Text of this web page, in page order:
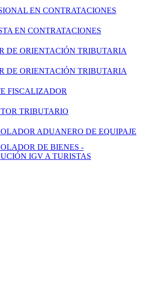
EN CONTRATACIONES
EN CONTRATACIONES
DE ORIENTACIÓN TRIBUTARIA
DE ORIENTACIÓN TRIBUTARIA
FISCALIZADOR
TRIBUTARIO
ADUANERO DE EQUIPAJE
DE BIENES -
IGV A TURISTAS